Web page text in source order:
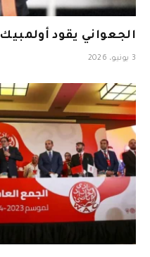
الجعواني يقود
3 يونيو، 2026